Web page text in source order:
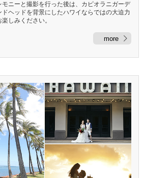
ニーと撮影を行った後は、カピオラニガーデ
ヘッドを背景にしたハワイならではの大迫力
しみください。
more